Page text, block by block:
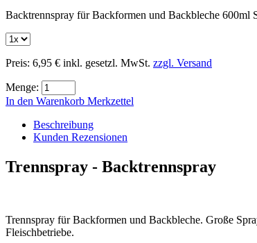
Backtrennspray für Backformen und Backbleche 600ml
Preis: 6,95 € inkl. gesetzl. MwSt. zzgl. Versand
Menge:
In den Warenkorb Merkzettel
Beschreibung
Kunden Rezensionen
Trennspray - Backtrennspray
Trennspray für Backformen und Backbleche. Große
Fleischbetriebe.